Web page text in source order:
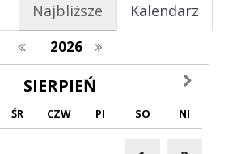
Kalendarz
Najbliższe
poprzedni rok
2026 następny rok
SIERPIEŃ następny
ŚR CZW PI SO NI